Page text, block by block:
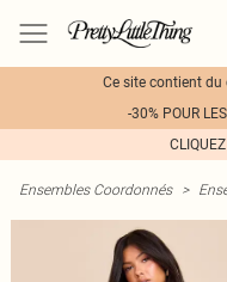
Ce site contient du
-30% POUR
Ensembles Coordonnés >